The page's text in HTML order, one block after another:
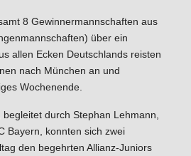
8 Gewinnermannschaften aus
über ein
allen Ecken Deutschlands reisten
nach München an und
Wochenende.
durch Stephan Lehmann,
Bayern, konnten sich zwei
den begehrten Allianz-Juniors